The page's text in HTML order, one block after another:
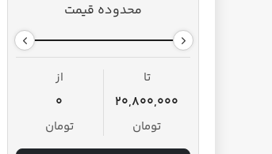
محدوده قیمت
تا
20,800,000
تومان
از
0
تومان